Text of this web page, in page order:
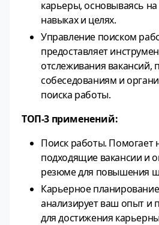
карьеры, основываясь
навыках и целях.
Управление поиском
предоставляет
отслеживания вакансий,
собеседованиям и
поиска работы.
ТОП-3 применений:
Поиск работы. Помогает
подходящие вакансии и
резюме для повышения
Карьерное
анализирует ваш опыт и
для достижения